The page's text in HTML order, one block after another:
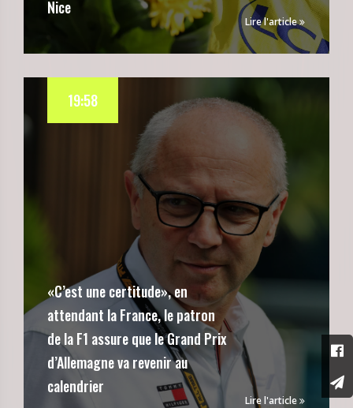
Nice
Lire l'article
«C’est une certitude», en
attendant la France, le patron
de la F1 assure que le Grand Prix
d’Allemagne va revenir au
calendrier
19:58
Lire l'article